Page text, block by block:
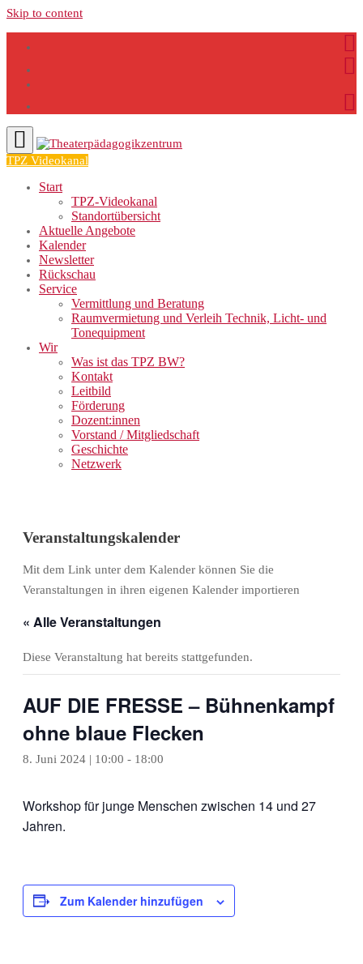
Skip to content
TPZ Videokanal
Start
TPZ-Videokanal
Standortübersicht
Aktuelle Angebote
Kalender
Newsletter
Rückschau
Service
Vermittlung und Beratung
Raumvermietung und Verleih Technik, Licht- und
Tonequipment
Wir
Was ist das TPZ BW?
Kontakt
Leitbild
Förderung
Dozent:innen
Vorstand / Mitgliedschaft
Geschichte
Netzwerk
Veranstaltungskalender
Mit dem Link unter dem Kalender können Sie die
Veranstaltungen in ihren eigenen Kalender importieren
« Alle Veranstaltungen
Diese Veranstaltung hat bereits stattgefunden.
AUF DIE FRESSE – Bühnenkampf
ohne blaue Flecken
8. Juni 2024 | 10:00 - 18:00
Workshop für junge Menschen zwischen 14 und 27
Jahren.
Zum Kalender hinzufügen